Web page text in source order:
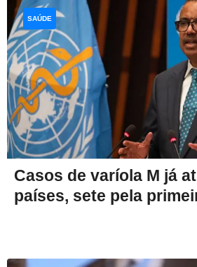
Casos de varíola M já
países, sete pela
SAÚDE